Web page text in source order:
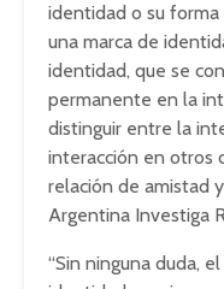
identidad o su
una marca de
identidad, que se
permanente en la
distinguir entre la
interacción en otros
relación de amistad
Argentina Investiga
“Sin ninguna duda,